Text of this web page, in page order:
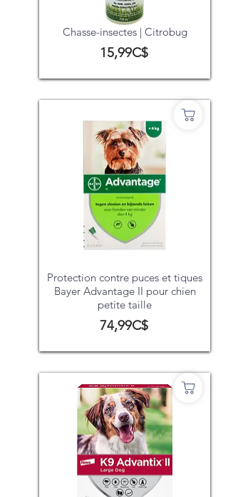
Chasse-insectes | Citrobug
15,99C$
Protection contre puces et tiques
Bayer Advantage II pour chien
petite taille
74,99C$